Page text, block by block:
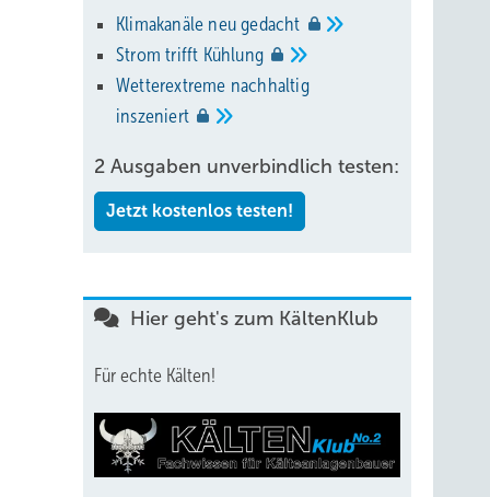
die
in
Klimakanäle neugedacht
Strom trifft Kühlung
Wetterextreme nachhaltig
inszeniert
2 Ausgaben unverbindlich testen:
Jetzt kostenlos testen!
Hier geht's zum KältenKlub
Für echte Kälten!